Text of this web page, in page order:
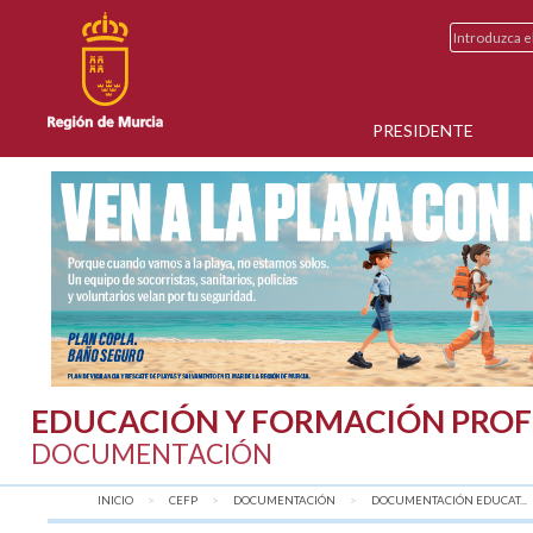
PRESIDENTE
EDUCACIÓN Y FORMACIÓN
DOCUMENTACIÓN
INICIO CEFP DOCUMENTACIÓN DOCUMENTACIÓN EDUCAT...